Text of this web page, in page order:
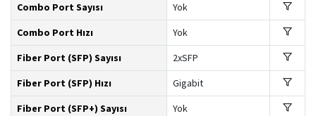
Combo Port Sayısı
Yok
Combo Port Hızı
Yok
Fiber Port (SFP) Sayısı
2xSFP
Fiber Port (SFP) Hızı
Gigabit
Fiber Port (SFP+) Sayısı
Yok